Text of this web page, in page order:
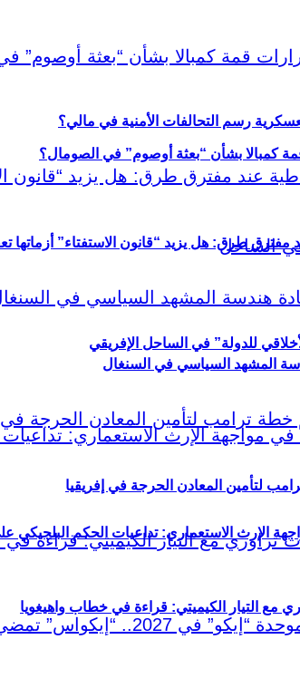
للدولة” في الساحل الإفريقي
الإرث الاستعماري: تداعيات الحكم البلجيكي
رسم التحالفات الأمنية في مالي؟
مفترق طرق: هل يزيد “قانون الاستفتاء” أزماتها
المشهد السياسي في السنغال
لتأمين المعادن الحرجة في إفريقيا
مع التيار الكيميتي: قراءة في خطاب واهيغويا